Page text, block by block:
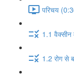
परिचय
1.1 वैक्सीन
1.2 रोग से